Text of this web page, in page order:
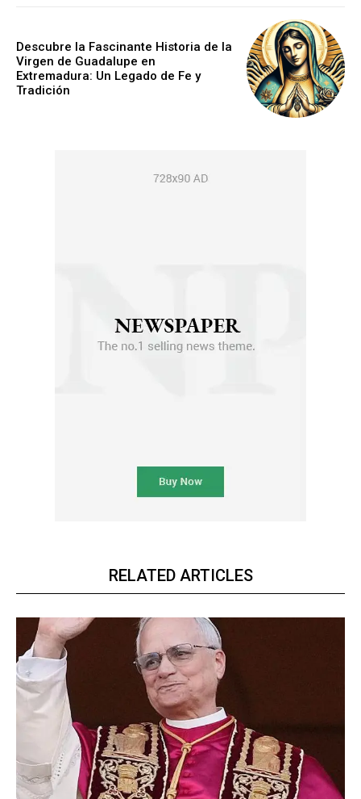
Descubre la Fascinante Historia de la
Virgen de Guadalupe en
Extremadura: Un Legado de Fe y
Tradición
RELATED ARTICLES